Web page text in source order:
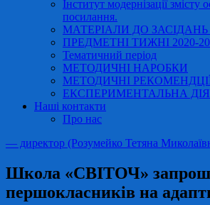
Інститут модернізації змісту
посилання.
МАТЕРІАЛИ ДО
ПРЕДМЕТНІ ТИЖНІ 2020-
Тематичний період
МЕТОДИЧНІ НАРОБКИ
МЕТОДИЧНІ
ЕКСПЕРИМЕНТАЛЬНА
Наші контакти
Про нас
— директор (Розумейко Тетяна
Школа «СВІТОЧ»
першокласників на